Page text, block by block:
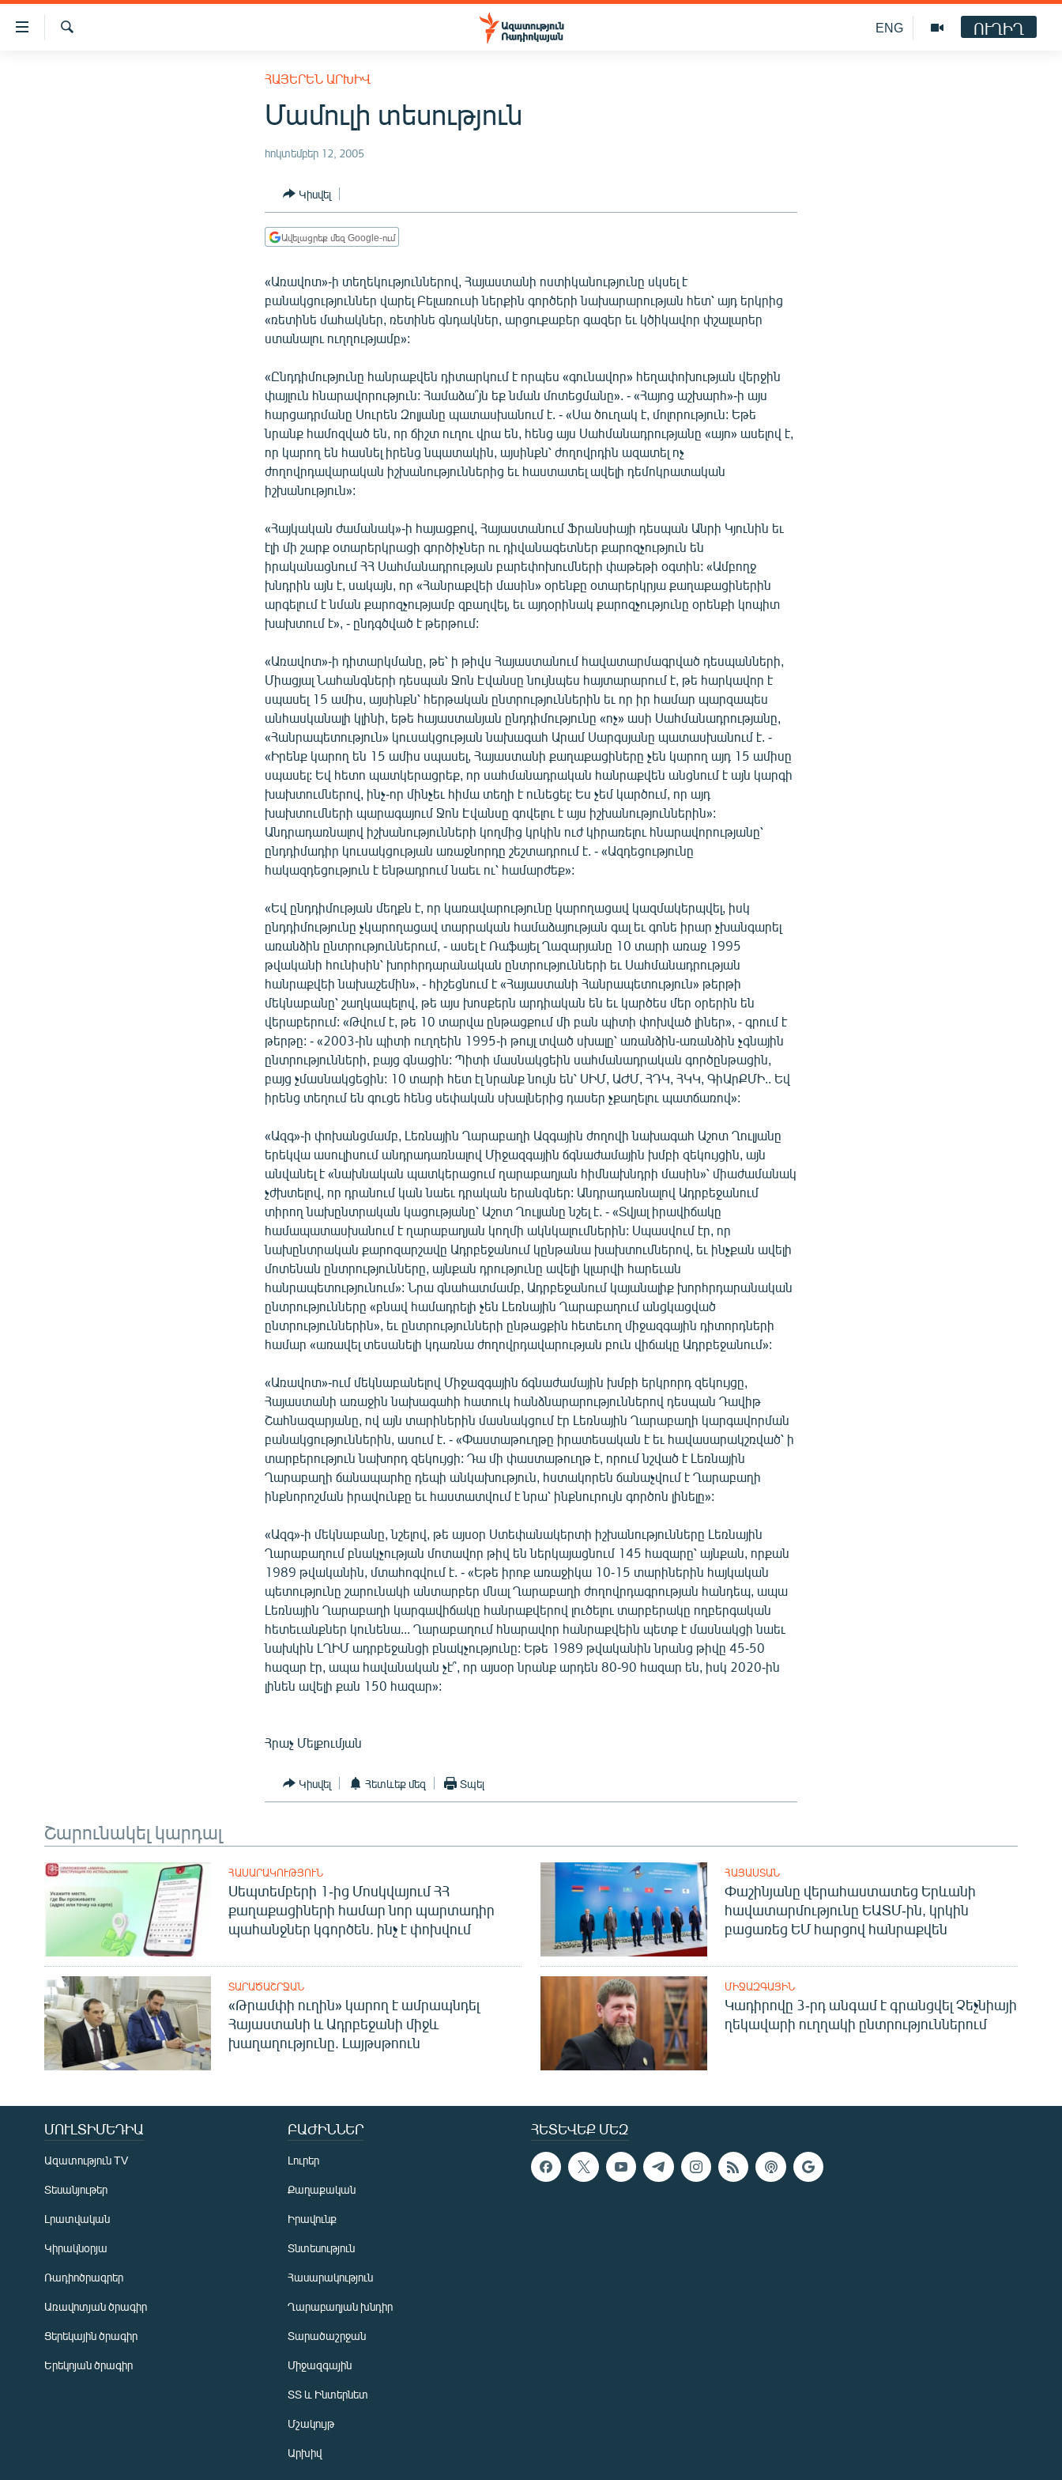
Մատչելիության
հղումներ
ENG ՈՒՂԻՂ
ՀԱՅԵՐԵՆ ԱՐԽԻՎ
Մամուլի տեսություն
հոկտեմբեր 12, 2005
Կիսվել
Ավելացրեք մեզ Google-ում
«Առավոտ»-ի տեղեկություններով, Հայաստանի ոստիկանությունը սկսել է
բանակցություններ վարել Բելառուսի ներքին գործերի նախարարության հետ՝ այդ երկրից
«ռետինե մահակներ, ռետինե գնդակներ, արցուքաբեր գազեր եւ կծիկավոր փշալարեր
ստանալու ուղղությամբ»:
«Ընդդիմությունը հանրաքվեն դիտարկում է որպես «գունավոր» հեղափոխության վերջին
փայլուն հնարավորություն: Համաձա՞յն եք նման մոտեցմանը». - «Հայոց աշխարհ»-ի այս
հարցադրմանը Սուրեն Զոլյանը պատասխանում է. - «Սա ծուղակ է, մոլորություն: Եթե
նրանք համոզված են, որ ճիշտ ուղու վրա են, հենց այս Սահմանադրությանը «այո» ասելով է,
որ կարող են հասնել իրենց նպատակին, այսինքն՝ ժողովրդին ազատել ոչ
ժողովրդավարական իշխանություններից եւ հաստատել ավելի դեմոկրատական
իշխանություն»:
«Հայկական ժամանակ»-ի հայացքով, Հայաստանում Ֆրանսիայի դեսպան Անրի Կյունին եւ
էլի մի շարք օտարերկրացի գործիչներ ու դիվանագետներ քարոզչություն են
իրականացնում ՀՀ Սահմանադրության բարեփոխումների փաթեթի օգտին: «Ամբողջ
խնդրին այն է, սակայն, որ «Հանրաքվեի մասին» օրենքը օտարերկրյա քաղաքացիներին
արգելում է նման քարոզչությամբ զբաղվել, եւ այդօրինակ քարոզչությունը օրենքի կոպիտ
խախտում է», - ընդգծված է թերթում:
«Առավոտ»-ի դիտարկմանը, թե՝ ի թիվս Հայաստանում հավատարմագրված դեսպանների,
Միացյալ Նահանգների դեսպան Ջոն Էվանսը նույնպես հայտարարում է, թե հարկավոր է
սպասել 15 ամիս, այսինքն՝ հերթական ընտրություններին եւ որ իր համար պարզապես
անհասկանալի կլինի, եթե հայաստանյան ընդդիմությունը «ոչ» ասի Սահմանադրությանը,
«Հանրապետություն» կուսակցության նախագահ Արամ Սարգսյանը պատասխանում է. -
«Իրենք կարող են 15 ամիս սպասել, Հայաստանի քաղաքացիները չեն կարող այդ 15 ամիսը
սպասել: Եվ հետո պատկերացրեք, որ սահմանադրական հանրաքվեն անցնում է այն կարգի
խախտումներով, ինչ-որ մինչեւ հիմա տեղի է ունեցել: Ես չեմ կարծում, որ այդ
խախտումների պարագայում Ջոն Էվանսը գովելու է այս իշխանություններին»:
Անդրադառնալով իշխանությունների կողմից կրկին ուժ կիրառելու հնարավորությանը՝
ընդդիմադիր կուսակցության առաջնորդը շեշտադրում է. - «Ազդեցությունը
հակազդեցություն է ենթադրում նաեւ ու՝ համարժեք»:
«Եվ ընդդիմության մեղքն է, որ կառավարությունը կարողացավ կազմակերպվել, իսկ
ընդդիմությունը չկարողացավ տարրական համաձայության գալ եւ գոնե իրար չխանգարել
առանձին ընտրություններում, - ասել է Ռաֆայել Ղազարյանը 10 տարի առաջ 1995
թվականի հունիսին՝ խորհրդարանական ընտրությունների եւ Սահմանադրության
հանրաքվեի նախաշեմին», - հիշեցնում է «Հայաստանի Հանրապետություն» թերթի
մեկնաբանը՝ շաղկապելով, թե այս խոսքերն արդիական են եւ կարծես մեր օրերին են
վերաբերում: «Թվում է, թե 10 տարվա ընթացքում մի բան պիտի փոխված լիներ», - գրում է
թերթը: - «2003-ին պիտի ուղղեին 1995-ի թույլ տված սխալը՝ առանձին-առանձին չգնային
ընտրությունների, բայց գնացին: Պիտի մասնակցեին սահմանադրական գործընթացին,
բայց չմասնակցեցին: 10 տարի հետ էլ նրանք նույն են՝ ՍԻՄ, ԱԺՄ, ՀԴԿ, ՀԿԿ, ԳիԱրՔՄԻ.. Եվ
իրենց տեղում են գուցե հենց սեփական սխալներից դասեր չքաղելու պատճառով»:
«Ազգ»-ի փոխանցմամբ, Լեռնային Ղարաբաղի Ազգային ժողովի նախագահ Աշոտ Ղուլյանը
երեկվա ասուլիսում անդրադառնալով Միջազգային ճգնաժամային խմբի զեկույցին, այն
անվանել է «նախնական պատկերացում ղարաբաղյան հիմնախնդրի մասին»՝ միաժամանակ
չժխտելով, որ դրանում կան նաեւ դրական երանգներ: Անդրադառնալով Ադրբեջանում
տիրող նախընտրական կացությանը՝ Աշոտ Ղուլյանը նշել է. - «Տվյալ իրավիճակը
համապատասխանում է ղարաբաղյան կողմի ակնկալումներին: Սպասվում էր, որ
նախընտրական քարոզարշավը Ադրբեջանում կընթանա խախտումներով, եւ ինչքան ավելի
մոտենան ընտրությունները, այնքան դրությունը ավելի կլարվի հարեւան
հանրապետությունում»: Նրա գնահատմամբ, Ադրբեջանում կայանալիք խորհրդարանական
ընտրությունները «բնավ համադրելի չեն Լեռնային Ղարաբաղում անցկացված
ընտրություններին», եւ ընտրությունների ընթացքին հետեւող միջազգային դիտորդների
համար «առավել տեսանելի կդառնա ժողովրդավարության բուն վիճակը Ադրբեջանում»:
«Առավոտ»-ում մեկնաբանելով Միջազգային ճգնաժամային խմբի երկրորդ զեկույցը,
Հայաստանի առաջին նախագահի հատուկ հանձնարարություններով դեսպան Դավիթ
Շահնազարյանը, ով այն տարիներին մասնակցում էր Լեռնային Ղարաբաղի կարգավորման
բանակցություններին, ասում է. - «Փաստաթուղթը իրատեսական է եւ հավասարակշռված՝ ի
տարբերություն նախորդ զեկույցի: Դա մի փաստաթուղթ է, որում նշված է Լեռնային
Ղարաբաղի ճանապարհը դեպի անկախություն, հստակորեն ճանաչվում է Ղարաբաղի
ինքնորոշման իրավունքը եւ հաստատվում է նրա՝ ինքնուրույն գործոն լինելը»:
«Ազգ»-ի մեկնաբանը, նշելով, թե այսօր Ստեփանակերտի իշխանությունները Լեռնային
Ղարաբաղում բնակչության մոտավոր թիվ են ներկայացնում 145 հազարը՝ այնքան, որքան
1989 թվականին, մտահոգվում է. - «Եթե իրոք առաջիկա 10-15 տարիներին հայկական
պետությունը շարունակի անտարբեր մնալ Ղարաբաղի ժողովրդագրության հանդեպ, ապա
Լեռնային Ղարաբաղի կարգավիճակը հանրաքվերով լուծելու տարբերակը ողբերգական
հետեւանքներ կունենա... Ղարաբաղում հնարավոր հանրաքվեին պետք է մասնակցի նաեւ
նախկին ԼՂԻՄ ադրբեջանցի բնակչությունը: Եթե 1989 թվականին նրանց թիվը 45-50
հազար էր, ապա հավանական չէ՞, որ այսօր նրանք արդեն 80-90 հազար են, իսկ 2020-ին
լինեն ավելի քան 150 հազար»:
Հրաչ Մելքումյան
Կիսվել Հետևեք մեզ Տպել
Շարունակել կարդալ
ՀԱՍԱՐԱԿՈՒԹՅՈՒՆ
Սեպտեմբերի 1-ից Մոսկվայում ՀՀ
քաղաքացիների համար նոր պարտադիր
պահանջներ կգործեն. ինչ է փոխվում
ՀԱՅԱՍՏԱՆ
Փաշինյանը վերահաստատեց Երևանի
հավատարմությունը ԵԱՏՄ-ին, կրկին
բացառեց ԵՄ հարցով հանրաքվեն
ՏԱՐԱԾԱՇՐՋԱՆ
«Թրամփի ուղին» կարող է ամրապնդել
Հայաստանի և Ադրբեջանի միջև
խաղաղությունը. Լայթսթոուն
ՄԻՋԱԶԳԱՅԻՆ
Կադիրովը 3-րդ անգամ է գրանցվել Չեչնիայի
ղեկավարի ուղղակի ընտրություններում
ՀԵՏԵՎԵՔ ՄԵԶ
ՄՈՒԼՏԻՄԵԴԻԱ
Ազատություն TV
Տեսանյութեր
Լրատվական
Կիրակնօրյա
Ռադիոծրագրեր
Առավոտյան ծրագիր
Ցերեկային ծրագիր
Երեկոյան ծրագիր
ԲԱԺԻՆՆԵՐ
Լուրեր
Քաղաքական
Իրավունք
Տնտեսություն
Հասարակություն
Ղարաբաղյան խնդիր
Տարածաշրջան
Միջազգային
ՏՏ և Ինտերնետ
Մշակույթ
Արխիվ